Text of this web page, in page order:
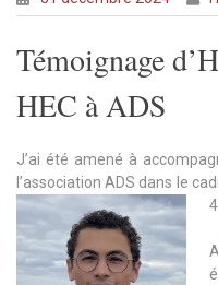
Témoignage
HEC à ADS
J’ai été amené à
l’association ADS dans le
4